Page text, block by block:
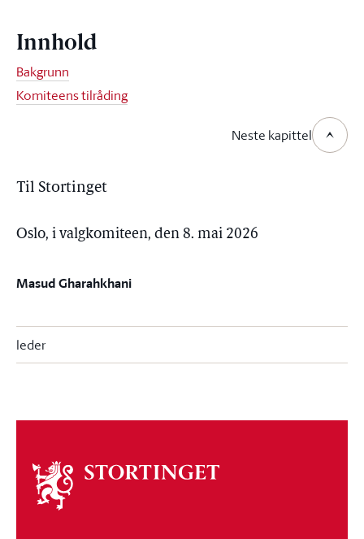
Innhold
Bakgrunn
Komiteens tilråding
Neste kapittel
Til Stortinget
Oslo, i valgkomiteen, den 8. mai 2026
Masud Gharahkhani
leder
Om
stortinget